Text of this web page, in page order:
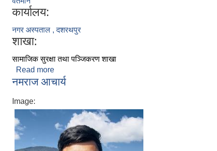
कार्यालय:
नगर अस्पताल , दशरथपुर
शाखा:
सामाजिक सुरक्षा तथा पञ्जिकरण शाखा
Read more
नमराज आचार्य
Image: